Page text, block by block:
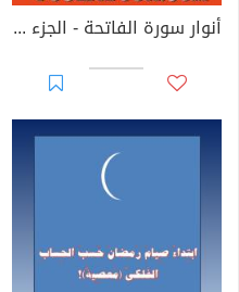
أنوار سورة الفاتحة - الجزء الثاني